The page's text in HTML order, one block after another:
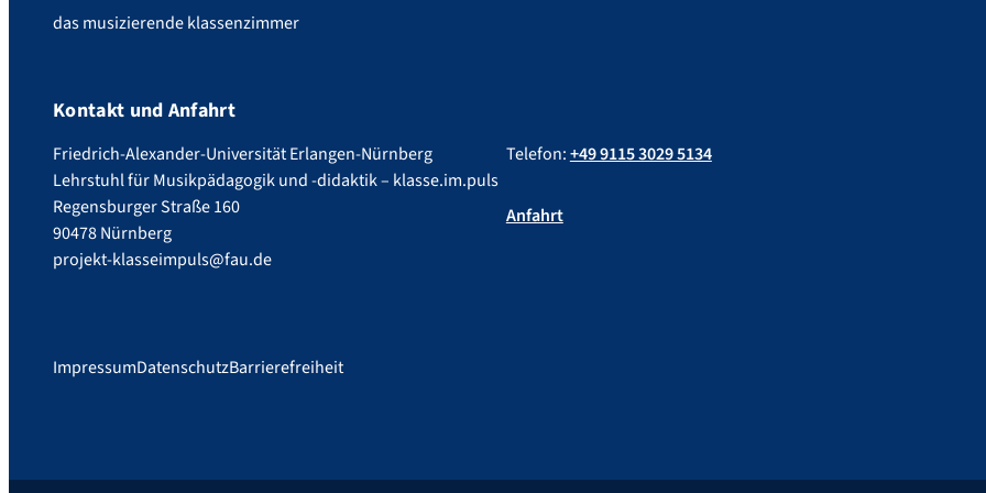
das musizierende klassenzimmer
Kontakt und Anfahrt
Friedrich-Alexander-Universität Erlangen-Nürnberg
Lehrstuhl für Musikpädagogik und -didaktik – klasse.im.puls
Regensburger Straße 160
90478 Nürnberg
projekt-klasseimpuls@fau.de
Telefon:+49 9115 3029 5134
Anfahrt
ImpressumDatenschutzBarrierefreiheit